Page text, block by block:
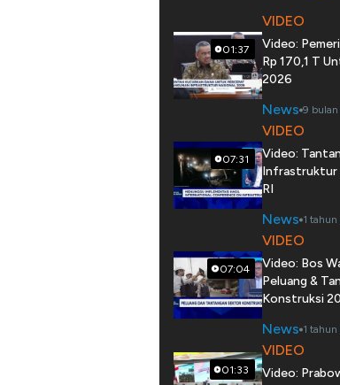
01:37
VIDEO
Video:
Rp 170,1 T
2026
News 9 bulan
07:31
VIDEO
Video:
Infrastruktur
RI
News 1
07:04
VIDEO
Video: Bos
Peluang &
Konstruksi
News 1
01:33
VIDEO
Video: